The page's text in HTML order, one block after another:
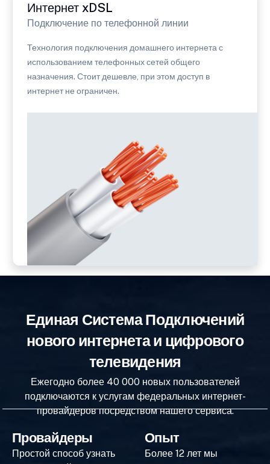
Интернет xDSL
Подключение по телефонной линии
Технология подключения домашнего интернета с
использованием телефонных сетей общего
назначения. Стоит дешевле, при этом доступ в
интернет не ограничен.
Единая Система Подключений
нового интернета и цифрового
телевидения
Ежегодно более 40 000 новых пользователей
подключаются к услугам федеральных интернет-
провайдеров посредством нашего сервиса.
Провайдеры
Простой способ узнать
Опыт
Более 12 лет мы